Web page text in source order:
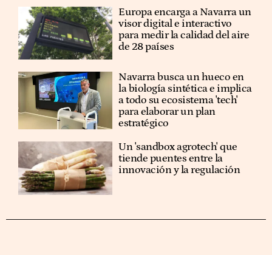
Europa encarga a Navarra un
visor digital e interactivo
para medir la calidad del aire
de 28 países
Navarra busca un hueco en
la biología sintética e implica
a todo su ecosistema 'tech'
para elaborar un plan
estratégico
Un 'sandbox agrotech' que
tiende puentes entre la
innovación y la regulación